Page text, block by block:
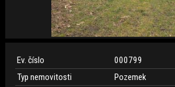
Ev. číslo
000799
Typ nemovitosti
Pozemek